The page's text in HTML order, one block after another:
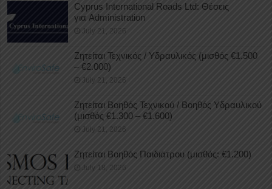
Cyprus International Roads Ltd: Θέσεις
για Administration
July 21, 2026
Ζητείται Τεχνικός / Υδραυλικός (μισθός €1.500
– €2.000)
July 21, 2026
Ζητείται Βοηθός Τεχνικού / Βοηθός Υδραυλικού
(μισθός €1.300 – €1.600)
July 21, 2026
Ζητείται Βοηθός Παιδιάτρου (μισθός: €1.200)
July 18, 2026